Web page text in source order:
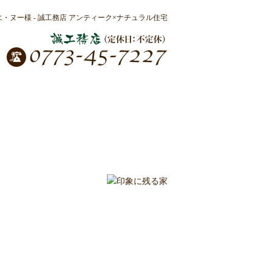
ヌー様 - 誠工務店 アンティーク×ナチュラル住宅